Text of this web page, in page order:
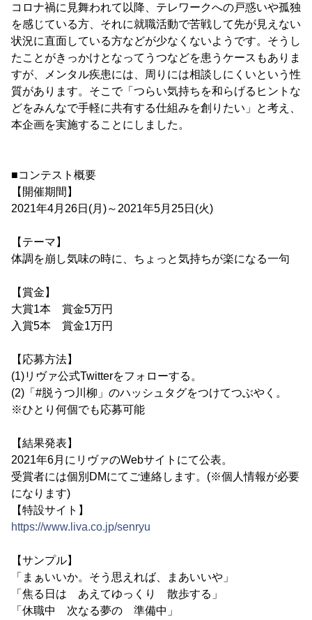
コロナ禍に見舞われて以降、テレワークへの戸惑いや孤独
を感じている方、それに就職活動で苦戦して先が見えない
状況に直面している方などが少なくないようです。そうし
たことがきっかけとなってうつなどを患うケースもありま
すが、メンタル疾患には、周りには相談しにくいという性
質があります。そこで「つらい気持ちを和らげるヒントな
どをみんなで手軽に共有する仕組みを創りたい」と考え、
本企画を実施することにしました。
■コンテスト概要
【開催期間】
2021年4月26日(月)～2021年5月25日(火)
【テーマ】
体調を崩し気味の時に、ちょっと気持ちが楽になる一句
【賞金】
大賞1本 賞金5万円
入賞5本 賞金1万円
【応募方法】
(1)リヴァ公式Twitterをフォローする。
(2)「#脱うつ川柳」のハッシュタグをつけてつぶやく。
※ひとり何個でも応募可能
【結果発表】
2021年6月にリヴァのWebサイトにて公表。
受賞者には個別DMにてご連絡します。(※個人情報が必要
になります)
【特設サイト】
https://www.liva.co.jp/senryu
【サンプル】
「まぁいいか。そう思えれば、まあいいや」
「焦る日は あえてゆっくり 散歩する」
「休職中 次なる夢の 準備中」